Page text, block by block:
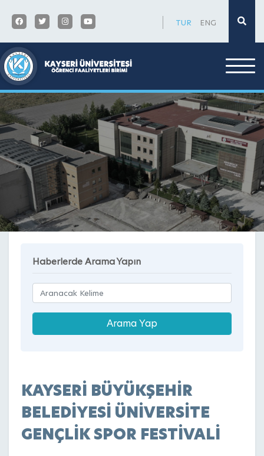
×
TUR ENG
Haberlerde Arama Yapın
KAYSERİ BÜYÜKŞEHİR
BELEDİYESİ ÜNİVERSİTE
GENÇLİK SPOR FESTİVALİ